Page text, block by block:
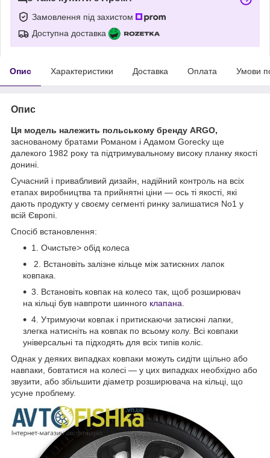
Замовлення під захистом
Доступна доставка
Опис Характеристики Доставка Оплата Умови
Опис
Ця модель належить польському бренду ARGO,
заснованому братами Романом і Адамом Gorecky ще
далекого 1982 року та підтримувальному високу планку якості
донині.
Сучасний і привабливий дизайн, надійний контроль на всіх
етапах виробництва та прийнятні ціни — ось ті якості, які
дають продукту у своєму сегменті ринку залишатися No1 у
всій Європі.
Спосіб встановлення:
1. Очистьте> обід колеса
2. Встановіть залізне кільце між затискних лапок
ковпака.
3. Встановіть ковпак на колесо так, щоб розширювач
на кільці був навпроти шинного клапана
4. Утримуючи ковпак і притискаючи затискні лапки,
злегка натисніть на ковпак по всьому колу. Всі ковпаки
універсальні та підходять для всіх типів коліс.
Однак у деяких випадках ковпаки можуть сидіти щільно або
навпаки, бовтатися на колесі — у цих випадках необхідно або
звузити, або збільшити діаметр розширювача на кільці, що
усуне проблему.